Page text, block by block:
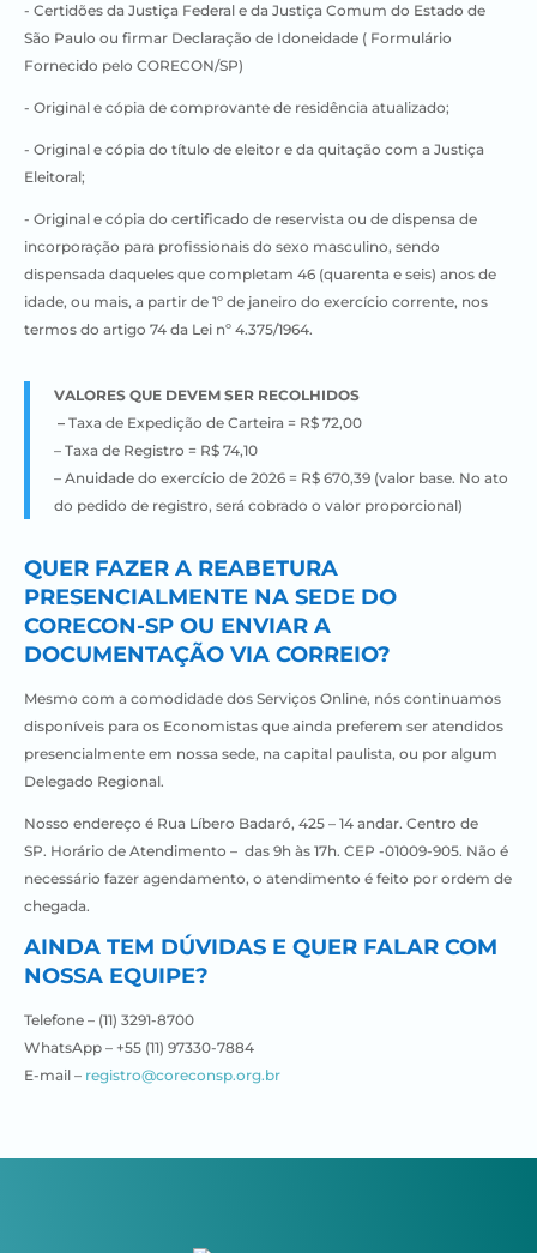
​- Certidões da Justiça Federal e da Justiça Comum do Estado de
São Paulo ou firmar Declaração de Idoneidade ( Formulário
Fornecido pelo CORECON/SP)
​- Original e cópia de comprovante de residência atualizado;
​- Original e cópia do título de eleitor e da quitação com a Justiça
Eleitoral;
​- Original e cópia do certificado de reservista ou de dispensa de
incorporação para profissionais do sexo masculino, sendo
dispensada daqueles que completam 46 (quarenta e seis) anos de
idade, ou mais, a partir de 1º de janeiro do exercício corrente, nos
termos do artigo 74 da Lei nº 4.375/1964.
VALORES QUE DEVEM SER RECOLHIDOS
– Taxa de Expedição de Carteira = R$ 72,00
– Taxa de Registro = R$ 74,10
– Anuidade do exercício de 2026 = R$ 670,39 (valor base. No ato
do pedido de registro, será cobrado o valor proporcional)
QUER FAZER A REABETURA
PRESENCIALMENTE NA SEDE DO
CORECON-SP OU ENVIAR A
DOCUMENTAÇÃO VIA CORREIO?
Mesmo com a comodidade dos Serviços Online, nós continuamos
disponíveis para os Economistas que ainda preferem ser atendidos
presencialmente em nossa sede, na capital paulista, ou por algum
Delegado Regional.
Nosso endereço é Rua Líbero Badaró, 425 – 14 andar. Centro de
SP. Horário de Atendimento – das 9h às 17h. CEP -01009-905. Não é
necessário fazer agendamento, o atendimento é feito por ordem de
chegada.
AINDA TEM DÚVIDAS E QUER FALAR COM
NOSSA EQUIPE?
Telefone – (11) 3291-8700
WhatsApp – +55 (11) 97330-7884
E-mail – registro@coreconsp.org.br